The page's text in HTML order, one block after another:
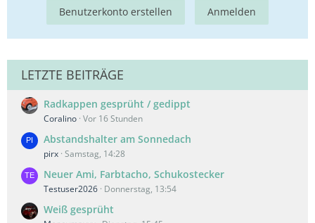
Benutzerkonto erstellen Anmelden
LETZTE BEITRÄGE
Radkappen gesprüht / gedippt
Coralino Vor 16 Stunden
Abstandshalter am Sonnedach
pirx Samstag, 14:28
Neuer Ami, Farbtacho, Schukostecker
Testuser2026 Donnerstag, 13:54
Weiß gesprüht